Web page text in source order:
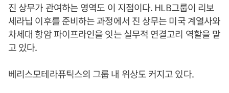
진 상무가 관여하는 영역도 이 지점이다. HLB그룹이 리보
세라닙 이후를 준비하는 과정에서 진 상무는 미국 계열사와
차세대 항암 파이프라인을 잇는 실무적 연결고리 역할을 맡
고 있다.
베리스모테라퓨틱스의 그룹 내 위상도 커지고 있다.